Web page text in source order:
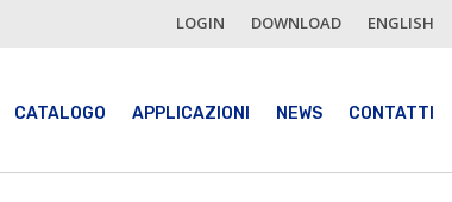
LOGIN DOWNLOAD ENGLISH
CATALOGO APPLICAZIONI NEWS CONTATTI